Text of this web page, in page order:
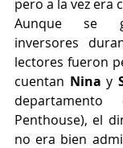
pero a la vez era
Aunque se
inversores
lectores fueron
cuentan Nina y
Penthouse), el